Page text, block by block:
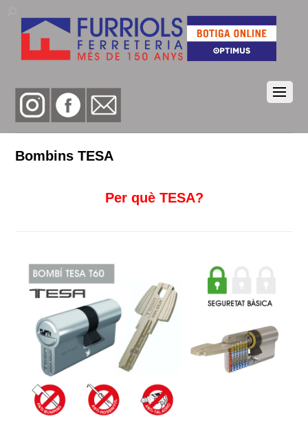
Bombins TESA
Per què TESA?